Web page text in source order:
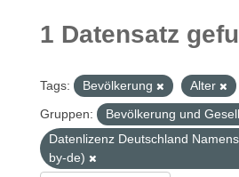
1 Datensatz
Tags: Bevölkerung Alter
Gruppen:
Bevölkerung und
Datenlizenz Deutschland
by-de)